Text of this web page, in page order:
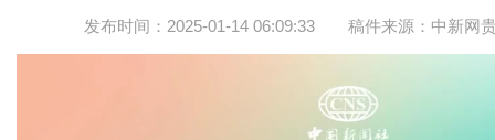
发布时间：2025-01-14 06:09:33 稿件来源：中新网